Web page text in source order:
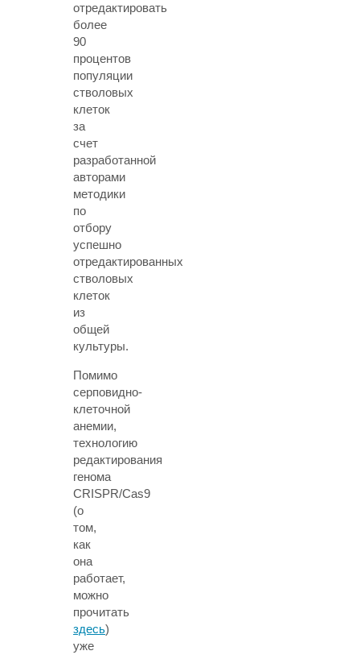
отредактировать
более
90
процентов
популяции
стволовых
клеток
за
счет
разработанной
авторами
методики
по
отбору
успешно
отредактированных
стволовых
клеток
из
общей
культуры.
Помимо
серповидно-
клеточной
анемии,
технологию
редактирования
генома
CRISPR/Cas9
(о
том,
как
она
работает,
можно
прочитать
здесь)
уже